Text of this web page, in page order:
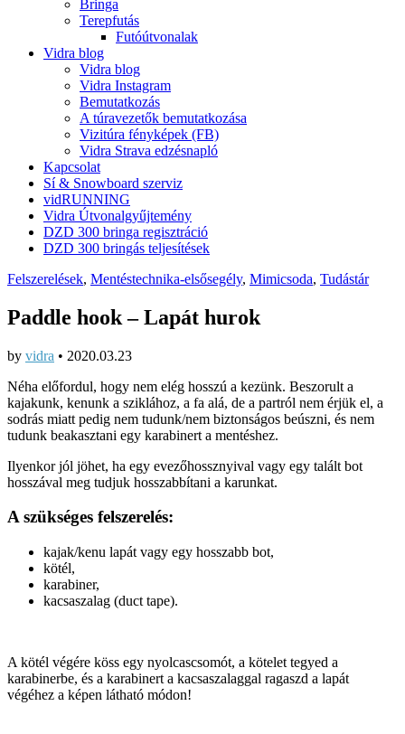
Bringa
Terepfutás
Futóútvonalak
Vidra blog
Vidra blog
Vidra Instagram
Bemutatkozás
A túravezetők bemutatkozása
Vizitúra fényképek (FB)
Vidra Strava edzésnapló
Kapcsolat
Sí & Snowboard szerviz
vidRUNNING
Vidra Útvonalgyűjtemény
DZD 300 bringa regisztráció
DZD 300 bringás teljesítések
Felszerelések, Mentéstechnika-elsősegély, Mimicsoda, Tudástár
Paddle hook – Lapát hurok
by vidra • 2020.03.23
Néha előfordul, hogy nem elég hosszú a kezünk. Beszorult a
kajakunk, kenunk a sziklához, a fa alá, de a partról nem érjük el, a
sodrás miatt pedig nem tudunk/nem biztonságos beúszni, és nem
tudunk beakasztani egy karabinert a mentéshez.
Ilyenkor jól jöhet, ha egy evezőhossznyival vagy egy talált bot
hosszával meg tudjuk hosszabbítani a karunkat.
A szükséges felszerelés:
kajak/kenu lapát vagy egy hosszabb bot,
kötél,
karabiner,
kacsaszalag (duct tape).
A kötél végére köss egy nyolcascsomót, a kötelet tegyed a
karabinerbe, és a karabinert a kacsaszalaggal ragaszd a lapát
végéhez a képen látható módon!